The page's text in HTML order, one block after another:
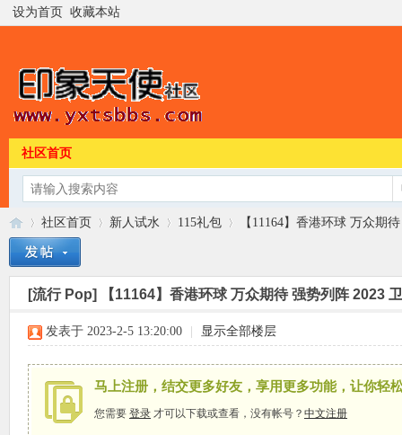
设为首页 收藏本站
社区首页
»
社区首页
›
新人试水
›
115礼包
›
【11164】香港环球 万众期
[流行 Pop] 【11164】香港环球 万众期待 强势列阵 2023
发表于 2023-2-5 13:20:00 显示全部楼层
马上注册，结交更多好友，享用更多功能，让你轻
您需要 登录 才可以下载或查看，没有帐号？ 中文注册